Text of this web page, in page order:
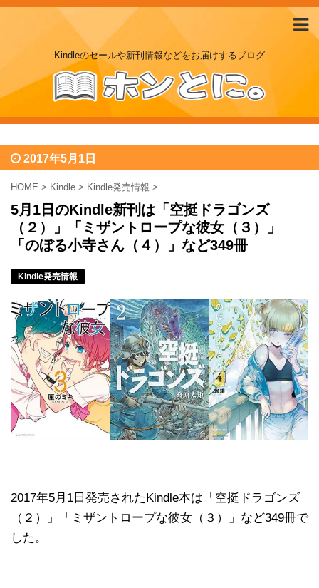
Kindleのセールや新刊情報などをお届けするブログ
2017年5月1日
HOME > Kindle > Kindle発売情報 >
5月1日のKindle新刊は「空挺ドラゴンズ
（２）」「ミザントロープな彼女（３）」
「のぼる小寺さん（４）」など349冊
Kindle発売情報
2017年5月1日発売されたKindle本は「空挺ドラゴンズ
（２）」「ミザントロープな彼女（３）」など349冊で
した。